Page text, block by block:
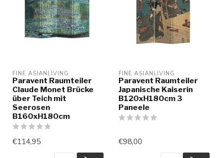
FINE ASIANLIVING
Paravent Raumteiler
Claude Monet Brücke
über Teich mit
Seerosen
B160xH180cm
€114,95
FINE ASIANLIVING
Paravent Raumteiler
Japanische Kaiserin
B120xH180cm 3
Paneele
€98,00